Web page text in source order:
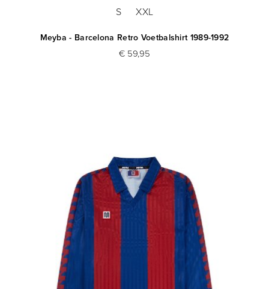
S XXL
Meyba - Barcelona Retro Voetbalshirt 1989-1992
€ 59,95